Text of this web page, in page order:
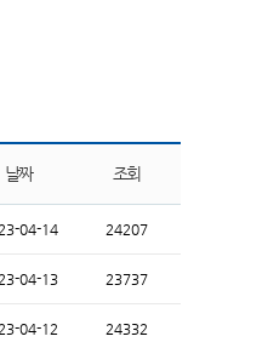
날짜 조회
04-14 24207
04-13 23737
04-12 24332